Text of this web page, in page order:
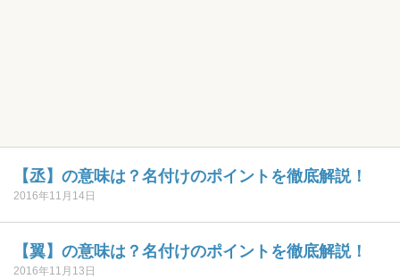
【丞】の意味は？名付けのポイントを徹底解説！
2016年11月14日
【翼】の意味は？名付けのポイントを徹底解説！
2016年11月13日